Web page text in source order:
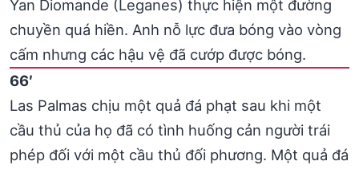
Yan Diomande (Leganes) thực hiện một đường
chuyền quá hiền. Anh nỗ lực đưa bóng vào vòng
cấm nhưng các hậu vệ đã cướp được bóng.
66′
Las Palmas chịu một quả đá phạt sau khi một
cầu thủ của họ đã có tình huống cản người trái
phép đối với một cầu thủ đối phương. Một quả đá